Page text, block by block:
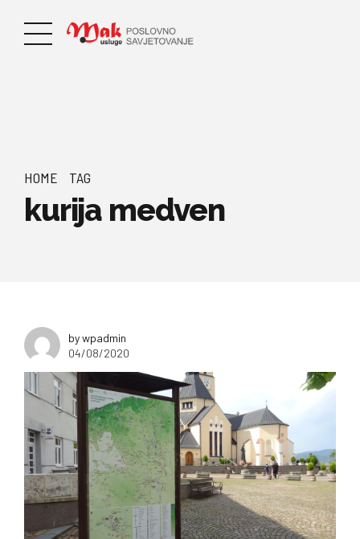
HOME TAG
kurija medven
by wpadmin
04/08/2020